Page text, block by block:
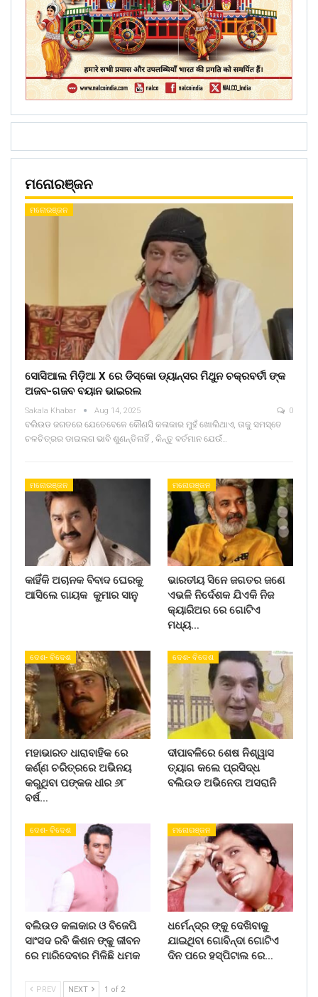
ମନୋରଞ୍ଜନ
ମନୋରଞ୍ଜନ
ସୋସିଆଲ ମିଡ଼ିଆ X ରେ ଡିସ୍କୋ ଡ୍ୟାନ୍ସର ମିଥୁନ ଚକ୍ରବର୍ତୀ ଙ୍କ
ଅଜବ-ଗଜବ ବୟାନ ଭାଇରଲ
Sakala Khabar Aug 14, 2025 0
ବଲିଉଡ ଜଗତରେ ଯେତେବେଳେ କୌଣସି କଳାକାର ମୁହଁ ଖୋଲିଥାଏ, ତାକୁ ସମସ୍ତେ
ଚଳଚିତ୍ରର ଡାଇଲଗ ଭାବି ଶୁଣନ୍ତିନାହିଁ , କିନ୍ତୁ ବର୍ତମାନ ଯେଉଁ…
ମନୋରଞ୍ଜନ
କାହିଁକି ଅଚାନକ ବିବାଦ ଘେରକୁ
ଆସିଲେ ଗାୟକ କୁମାର ସାନୁ
ମନୋରଞ୍ଜନ
ଭାରତୀୟ ସିନେ ଜଗତର ଜଣେ
ଏଭଳି ନିର୍ଦେଶକ ଯିଏକି ନିଜ
କ୍ୟାରିଅର ରେ ଗୋଟିଏ
ମଧ୍ୟ…
ଦେଶ- ବିଦେଶ
ମହାଭାରତ ଧାରାବାହିକ ରେ
କର୍ଣ୍ଣ ଚରିତ୍ରରେ ଅଭିନୟ
କରୁଥିବା ପଙ୍କଜ ଧୀର ୬୮
ବର୍ଷ…
ଦେଶ- ବିଦେଶ
ଦୀପାବଳିରେ ଶେଷ ନିଶ୍ୱାସ
ତ୍ୟାଗ କଲେ ପ୍ରସିଦ୍ଧ
ବଲିଉଡ ଅଭିନେତା ଅସରାନି
ଦେଶ- ବିଦେଶ
ବଲିଉଡ କଳାକାର ଓ ବିଜେପି
ସାଂସଦ ରବି କିଶନ ଙ୍କୁ ଜୀବନ
ରେ ମାରିଦେବାର ମିଳିଛି ଧମକ
ମନୋରଞ୍ଜନ
ଧର୍ମେନ୍ଦ୍ର ଙ୍କୁ ଦେଖିବାକୁ
ଯାଇଥିବା ଗୋବିନ୍ଦା ଗୋଟିଏ
ଦିନ ପରେ ହସ୍ପିଟାଲ ରେ…
PREV NEXT 1 of 2